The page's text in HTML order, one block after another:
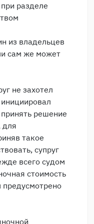
разделе
из владельцев
сам же может
не захотел
решение
для
такое
супруг
всего судом
стоимость
предусмотрено